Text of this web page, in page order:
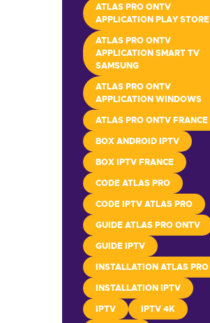
ATLAS PRO ONTV
APPLICATION PLAY STORE
ATLAS PRO ONTV
APPLICATION SMART TV
SAMSUNG
ATLAS PRO ONTV
APPLICATION WINDOWS
ATLAS PRO ONTV FRANCE
BOX ANDROID IPTV
BOX IPTV FRANCE
CODE ATLAS PRO
CODE IPTV ATLAS PRO
GUIDE ATLAS PRO ONTV
GUIDE IPTV
INSTALLATION ATLAS PRO
INSTALLATION IPTV
IPTV
IPTV 4K